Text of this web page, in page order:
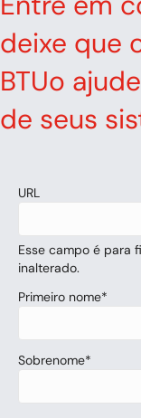
deixe que
BTUo
de seus
URL
Esse campo é para
inalterado.
Primeiro nome*
Sobrenome*